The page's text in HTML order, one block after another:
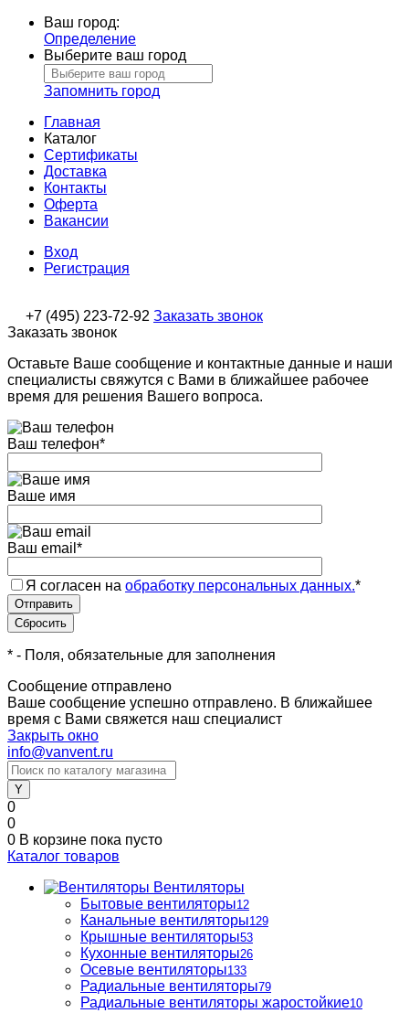
Ваш город:
Определение
Выберите ваш город
Запомнить город
Главная
Каталог
Сертификаты
Доставка
Контакты
Оферта
Вакансии
Вход
Регистрация
+7 (495) 223-72-92 Заказать звонок
Заказать звонок
Оставьте Ваше сообщение и контактные данные и наши
специалисты свяжутся с Вами в ближайшее рабочее
время для решения Вашего вопроса.
Ваш телефон*
Ваше имя
Ваш email *
Я согласен на обработку персональных данных.*
* - Поля, обязательные для заполнения
Сообщение отправлено
Ваше сообщение успешно отправлено. В ближайшее
время с Вами свяжется наш специалист
Закрыть окно
info@vanvent.ru
0
0
0 В корзине пока пусто
Каталог товаров
Вентиляторы
Бытовые вентиляторы12
Канальные вентиляторы129
Крышные вентиляторы53
Кухонные вентиляторы26
Осевые вентиляторы133
Радиальные вентиляторы79
Радиальные вентиляторы жаростойкие10